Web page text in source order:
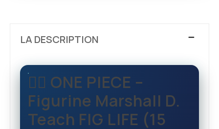
LA DESCRIPTION
🏴‍☠️ ONE PIECE –
Figurine Marshall D.
Teach FIG LIFE (15